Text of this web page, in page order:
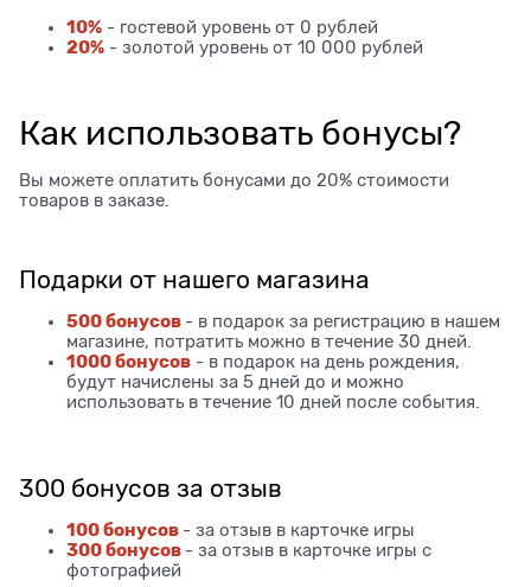
10% - гостевой уровень от 0 рублей
20% - золотой уровень от 10 000 рублей
Как использовать бонусы?
Вы можете оплатить бонусами до 20% стоимости
товаров в заказе.
Подарки от нашего магазина
500 бонусов - в подарок за регистрацию в нашем
магазине, потратить можно в течение 30 дней.
1000 бонусов - в подарок на день рождения,
будут начислены за 5 дней до и можно
использовать в течение 10 дней после события.
300 бонусов за отзыв
100 бонусов - за отзыв в карточке игры
300 бонусов - за отзыв в карточке игры с
фотографией